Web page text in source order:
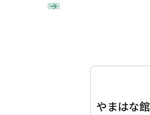
やまはな